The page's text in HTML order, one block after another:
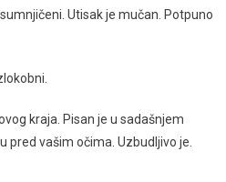
Utisak je mučan. Potpuno
kraja. Pisan je u sadašnjem
vašim očima. Uzbudljivo je.